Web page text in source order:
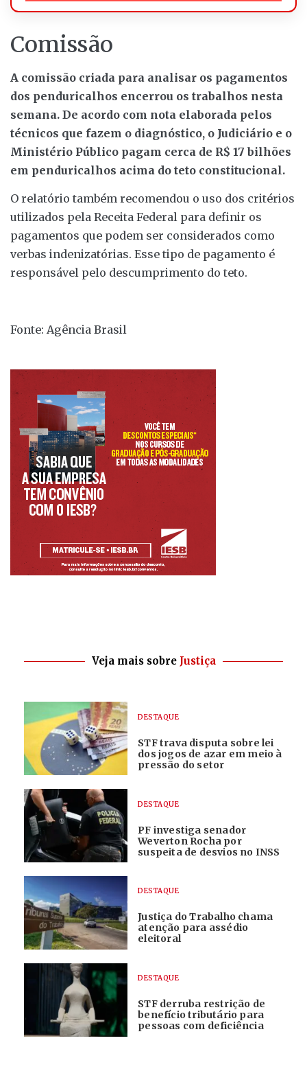
Comissão
A comissão criada para analisar os pagamentos
dos penduricalhos encerrou os trabalhos nesta
semana. De acordo com nota elaborada pelos
técnicos que fazem o diagnóstico, o Judiciário e o
Ministério Público pagam cerca de R$ 17 bilhões
em penduricalhos acima do teto constitucional.
O relatório também recomendou o uso dos critérios
utilizados pela Receita Federal para definir os
pagamentos que podem ser considerados como
verbas indenizatórias. Esse tipo de pagamento é
responsável pelo descumprimento do teto.
Fonte: Agência Brasil
Veja mais sobre Justiça
DESTAQUE
STF trava disputa sobre lei
dos jogos de azar em meio à
pressão do setor
DESTAQUE
PF investiga senador
Weverton Rocha por
suspeita de desvios no INSS
DESTAQUE
Justiça do Trabalho chama
atenção para assédio
eleitoral
DESTAQUE
STF derruba restrição de
benefício tributário para
pessoas com deficiência